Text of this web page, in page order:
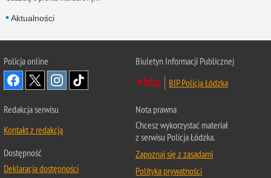
Aktualności
Policja online
Biuletyn Informacji Publicznej
BIP Policja Łódzka
Redakcja serwisu
Kontakt z redakcją
Dostępność
Deklaracja dostępności
Nota prawna
Chcesz wykorzystać materiał
z serwisu Policja Łódzka.
Zapoznaj się z zasadami
Polityka prywatności